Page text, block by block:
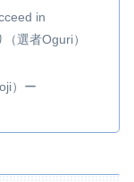
in
選者Oguri）
）ー